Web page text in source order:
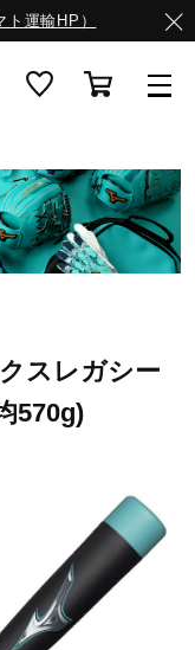
運輸HP）
スレガシー
570g)